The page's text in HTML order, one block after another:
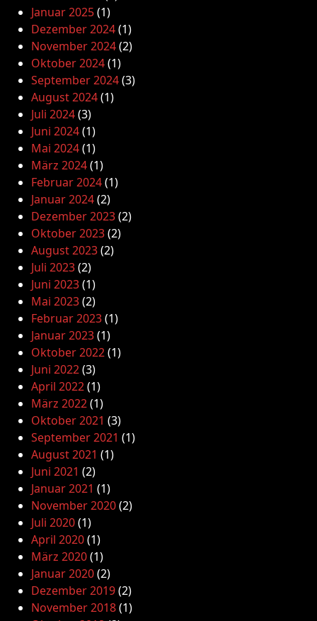
Januar 2025(1)
Dezember 2024(1)
November 2024(2)
Oktober 2024(1)
September 2024(3)
August 2024(1)
Juli 2024(3)
Juni 2024(1)
Mai 2024(1)
März 2024(1)
Februar 2024(1)
Januar 2024(2)
Dezember 2023(2)
Oktober 2023(2)
August 2023(2)
Juli 2023(2)
Juni 2023(1)
Mai 2023(2)
Februar 2023(1)
Januar 2023(1)
Oktober 2022(1)
Juni 2022(3)
April 2022(1)
März 2022(1)
Oktober 2021 (3)
September 2021 (1)
August 2021 (1)
Juni 2021 (2)
Januar 2021 (1)
November 2020(2)
Juli 2020(1)
April 2020(1)
März 2020(1)
Januar 2020(2)
Dezember 2019(2)
November 2018(1)